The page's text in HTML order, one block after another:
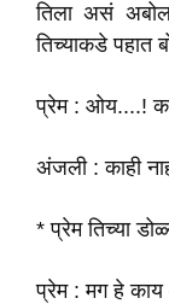
तिला असं
तिच्याकडे पहात
प्रेम : ओय....!
अंजली : काही
* प्रेम तिच्या
प्रेम : मग हे